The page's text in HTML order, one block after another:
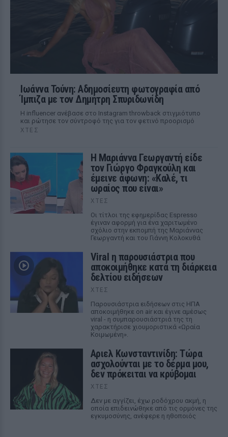
Ιωάννα Τούνη: Αδημοσίευτη φωτογραφία από
Ίμπιζα με τον Δημήτρη Σπυριδωνίδη
Η influencer ανέβασε στο Instagram throwback στιγμιότυπο
και ρώτησε τον σύντροφό της για τον φετινό προορισμό
ΧΤΕΣ
Η Μαριάννα Γεωργαντή είδε
τον Γιώργο Φραγκούλη και
έμεινε άφωνη: «Καλέ, τι
ωραίος που είναι»
ΧΤΕΣ
Οι τίτλοι της εφημερίδας Espresso
έγιναν αφορμή για ένα χαριτωμένο
σχόλιο στην εκπομπή της Μαριάννας
Γεωργαντή και του Γιάννη Κολοκυθά
Viral η παρουσιάστρια που
αποκοιμήθηκε κατά τη διάρκεια
δελτίου ειδήσεων
ΧΤΕΣ
Παρουσιάστρια ειδήσεων στις ΗΠΑ
αποκοιμήθηκε on air και έγινε αμέσως
viral - η συμπαρουσιάστριά της τη
χαρακτήρισε χιουμοριστικά «Ωραία
Κοιμωμένη».
Αριελ Κωνσταντινίδη: Τώρα
ασχολούνται με το δέρμα μου,
δεν πρόκειται να κρύβομαι
ΧΤΕΣ
Δεν με αγγίζει, έχω ροδόχρου ακμή, η
οποία επιδεινώθηκε από τις ορμόνες της
εγκυμοσύνης, ανέφερε η ηθοποιός